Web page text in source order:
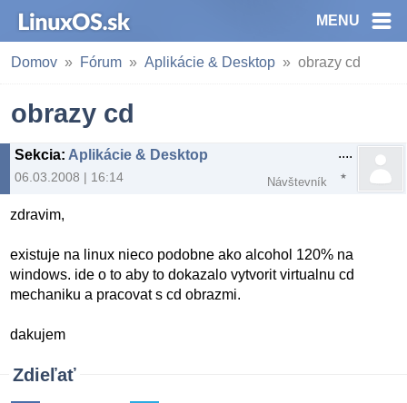
MENU
Domov Fórum Aplikácie & Desktop obrazy cd
obrazy cd
Sekcia: Aplikácie & Desktop
06.03.2008 | 16:14
....
Návštevník
zdravim,
existuje na linux nieco podobne ako alcohol 120% na
windows. ide o to aby to dokazalo vytvorit virtualnu cd
mechaniku a pracovat s cd obrazmi.
dakujem
Zdieľať